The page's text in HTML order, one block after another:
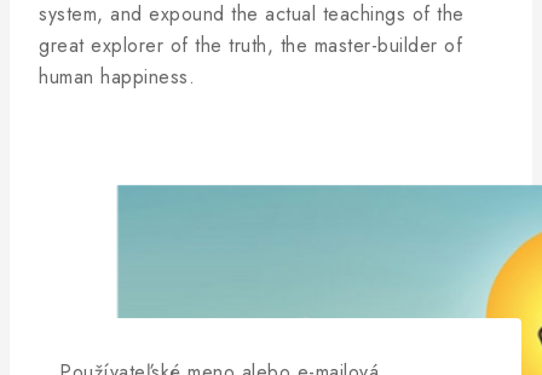
system, and expound the actual teachings of the
great explorer of the truth, the master-builder of
human happiness.